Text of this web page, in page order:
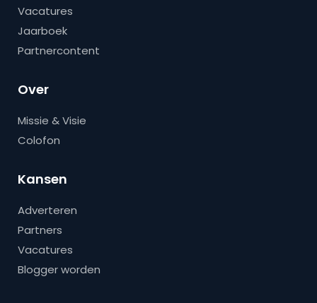
Vacatures
Jaarboek
Partnercontent
Over
Missie & Visie
Colofon
Kansen
Adverteren
Partners
Vacatures
Blogger worden